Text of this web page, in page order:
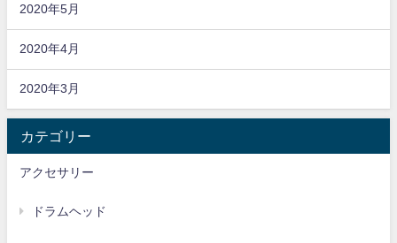
2020年5月
2020年4月
2020年3月
カテゴリー
アクセサリー
ドラムヘッド